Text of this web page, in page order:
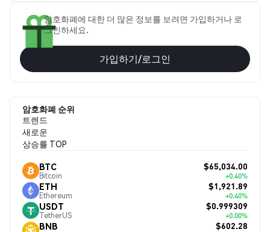
암호화폐에 대한 더 많은 정보를 보려면 가입하거나 로
그인하세요.
가입하기/로그인
암호화폐 순위
트렌드
새로운
상승률 TOP
BTC
Bitcoin
$65,034.00
+0.40%
ETH
Ethereum
$1,921.89
+0.40%
USDT
TetherUS
$0.999309
+0.00%
BNB $602.28